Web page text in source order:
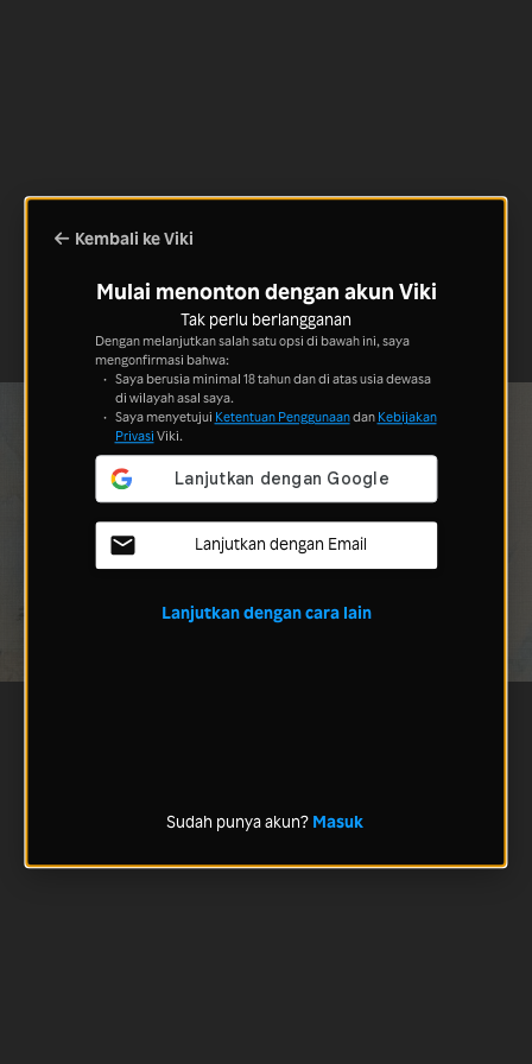
Kembali ke Viki
Mulai menonton dengan akun Viki
Tak perlu berlangganan
Dengan melanjutkan salah satu opsi di bawah ini, saya
mengonfirmasi bahwa:
Saya berusia minimal 18 tahun dan di atas usia dewasa
di wilayah asal saya.
Saya menyetujui Ketentuan Penggunaandan Kebijakan
Privasi Viki.
Lanjutkan dengan Email
Lanjutkan dengan cara lain
Sudah punya akun? Masuk